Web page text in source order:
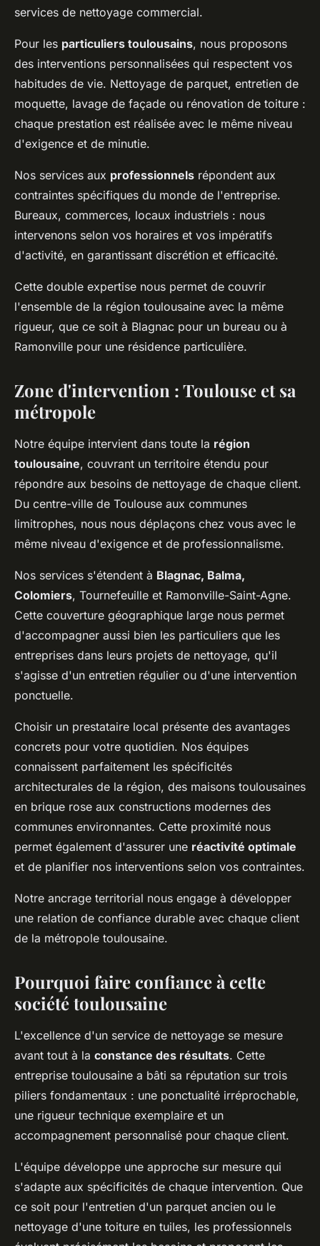
services de nettoyage commercial.
Pour les particuliers toulousains, nous proposons
des interventions personnalisées qui respectent vos
habitudes de vie. Nettoyage de parquet, entretien de
moquette, lavage de façade ou rénovation de toiture :
chaque prestation est réalisée avec le même niveau
d'exigence et de minutie.
Nos services aux professionnels répondent aux
contraintes spécifiques du monde de l'entreprise.
Bureaux, commerces, locaux industriels : nous
intervenons selon vos horaires et vos impératifs
d'activité, en garantissant discrétion et efficacité.
Cette double expertise nous permet de couvrir
l'ensemble de la région toulousaine avec la même
rigueur, que ce soit à Blagnac pour un bureau ou à
Ramonville pour une résidence particulière.
Zone d'intervention : Toulouse et sa
métropole
Notre équipe intervient dans toute la région
toulousaine, couvrant un territoire étendu pour
répondre aux besoins de nettoyage de chaque client.
Du centre-ville de Toulouse aux communes
limitrophes, nous nous déplaçons chez vous avec le
même niveau d'exigence et de professionnalisme.
Nos services s'étendent à Blagnac, Balma,
Colomiers, Tournefeuille et Ramonville-Saint-Agne.
Cette couverture géographique large nous permet
d'accompagner aussi bien les particuliers que les
entreprises dans leurs projets de nettoyage, qu'il
s'agisse d'un entretien régulier ou d'une intervention
ponctuelle.
Choisir un prestataire local présente des avantages
concrets pour votre quotidien. Nos équipes
connaissent parfaitement les spécificités
architecturales de la région, des maisons toulousaines
en brique rose aux constructions modernes des
communes environnantes. Cette proximité nous
permet également d'assurer une réactivité optimale
et de planifier nos interventions selon vos contraintes.
Notre ancrage territorial nous engage à développer
une relation de confiance durable avec chaque client
de la métropole toulousaine.
Pourquoi faire confiance à cette
société toulousaine
L'excellence d'un service de nettoyage se mesure
avant tout à la constance des résultats. Cette
entreprise toulousaine a bâti sa réputation sur trois
piliers fondamentaux : une ponctualité irréprochable,
une rigueur technique exemplaire et un
accompagnement personnalisé pour chaque client.
L'équipe développe une approche sur mesure qui
s'adapte aux spécificités de chaque intervention. Que
ce soit pour l'entretien d'un parquet ancien ou le
nettoyage d'une toiture en tuiles, les professionnels